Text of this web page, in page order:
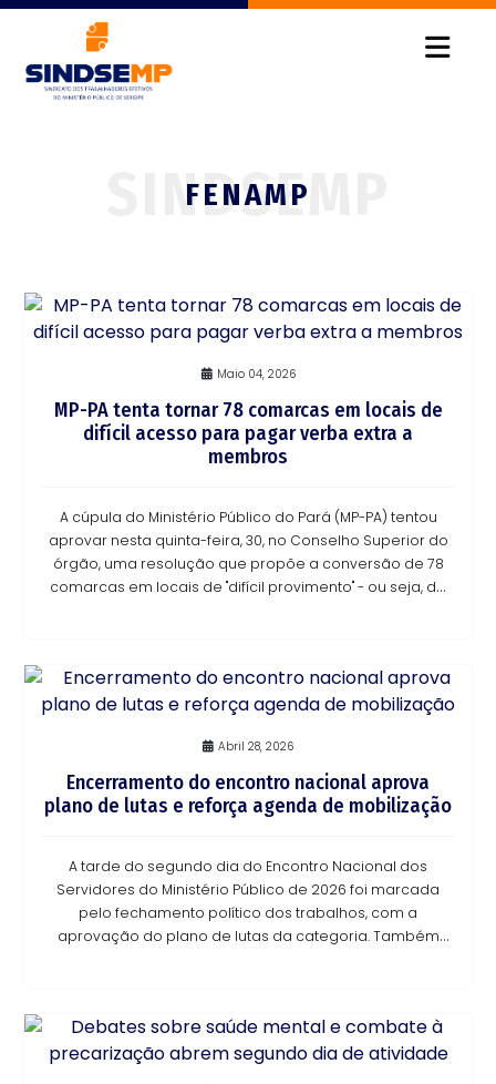
FENAMP
Maio 04, 2026
MP-PA tenta tornar 78 comarcas em locais de
difícil acesso para pagar verba extra a
membros
A cúpula do Ministério Público do Pará (MP-PA) tentou
aprovar nesta quinta-feira, 30, no Conselho Superior do
órgão, uma resolução que propõe a conversão de 78
comarcas em locais de "difícil provimento" - ou seja, de
Abril 28, 2026
Encerramento do encontro nacional aprova
plano de lutas e reforça agenda de mobilização
A tarde do segundo dia do Encontro Nacional dos
Servidores do Ministério Público de 2026 foi marcada
pelo fechamento político dos trabalhos, com a
aprovação do plano de lutas da categoria. Também